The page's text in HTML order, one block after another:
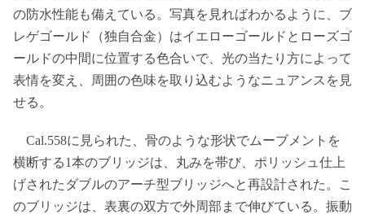
の防水性能も備えている。写真を見ればわかるように、ブ
レゲゴールド（独自合金）はイエローゴールドとローズゴ
ールドの中間に位置する色合いで、光の当たり方によって
表情を変え、周囲の色味を取り込むようなニュアンスを見
せる。
Cal.558に見られた、骨のような形状でムーブメントを
横断する1本のブリッジは、丸みを帯び、ポリッシュ仕上
げされたダブルのアーチ型ブリッジへと再設計された。こ
のブリッジは、表裏の双方で外周部まで伸びている。振動